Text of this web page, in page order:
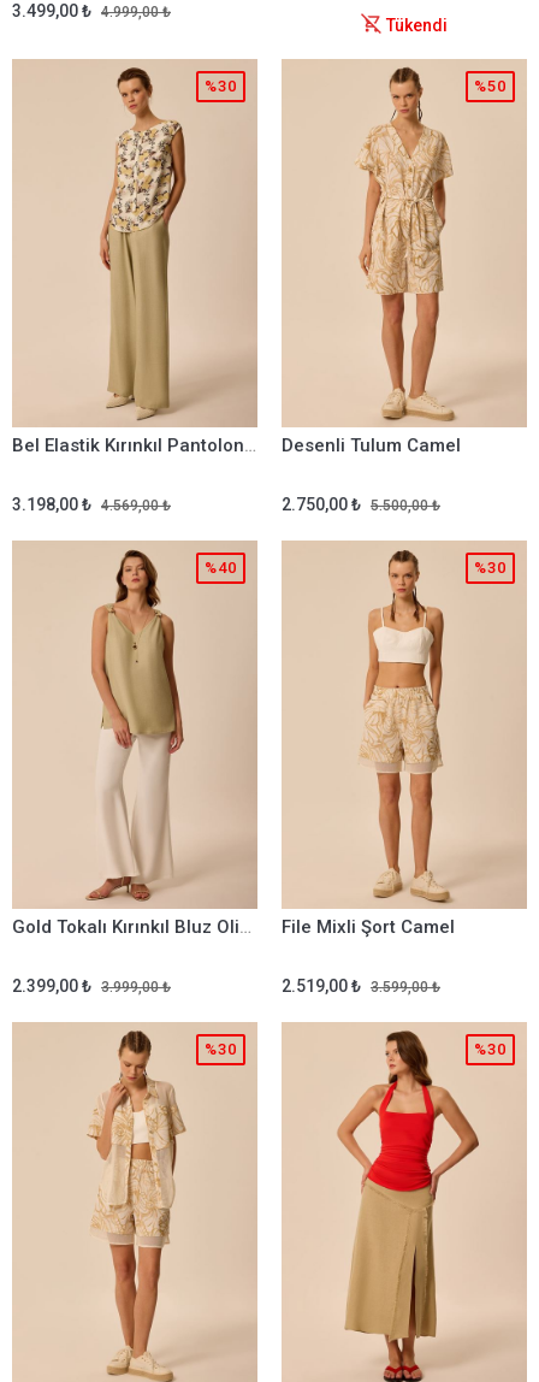
3.499,00 ₺ 4.999,00 ₺
Tükendi
Bel Elastik Kırınkıl Pantolon Olive
3.198,00 ₺ 4.569,00 ₺
%30
Desenli Tulum Camel
2.750,00 ₺ 5.500,00 ₺
%50
Gold Tokalı Kırınkıl Bluz Olive
2.399,00 ₺ 3.999,00 ₺
%40
File Mixli Şort Camel
2.519,00 ₺ 3.599,00 ₺
%30
%30 %30